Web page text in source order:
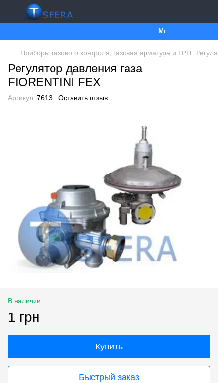
Ми працюємо. Все
Приборы газового контроля, газовая арматура и ГРП
Регулятор давления газа
FIORENTINI FEX
Артикул: 7613 Оставить отзыв
В наличии
1 грн
Купить
Быстрый заказ